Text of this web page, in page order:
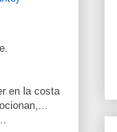
en la costa